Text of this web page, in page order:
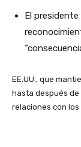
El
EE.UU., que
hasta después
relaciones con